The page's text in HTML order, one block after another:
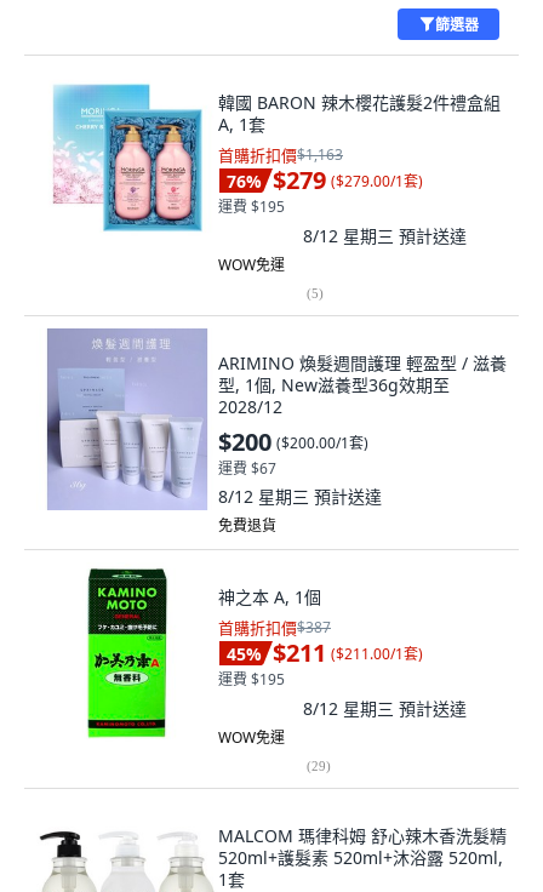
篩選器
韓國 BARON 辣木櫻花護髮2件禮盒組
A, 1套
首購折扣價$1,163
76% $279 ($279.00/1套)
運費 $195
8/12 星期三 預計送達
WOW免運
(5)
ARIMINO 煥髮週間護理 輕盈型 / 滋養
型, 1個, New滋養型36g效期至
2028/12
$200 ($200.00/1套)
運費 $67
8/12 星期三 預計送達
免費退貨
神之本 A, 1個
首購折扣價$387
45% $211 ($211.00/1套)
運費 $195
8/12 星期三 預計送達
WOW免運
(29)
MALCOM 瑪律科姆 舒心辣木香洗髮精
520ml+護髮素 520ml+沐浴露 520ml,
1套